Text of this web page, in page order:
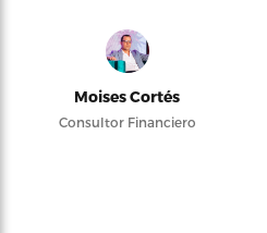
Moises Cortés
Consultor Financiero